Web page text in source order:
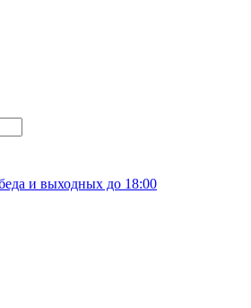
и выходных до 18:00